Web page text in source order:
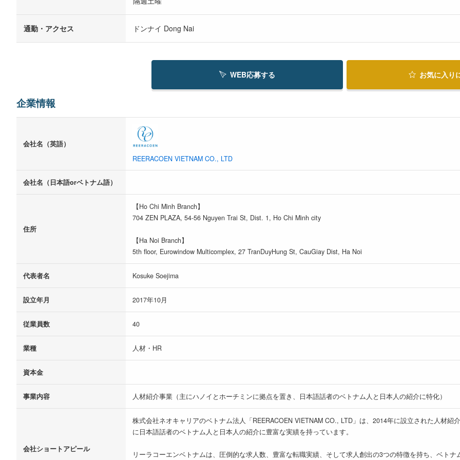
通勤・アクセス ドンナイ Dong Nai
WEB応募する お気に入り
企業情報
会社名（英語）
REERACOEN VIETNAM CO., LTD
会社名（日本語orベトナム語）
住所
【Ho Chi Minh Branch】
704 ZEN PLAZA, 54-56 Nguyen Trai St, Dist. 1, Ho Chi Minh city
【Ha Noi Branch】
5th floor, Eurowindow Multicomplex, 27 TranDuyHung St, CauGiay Dist, Ha Noi
代表者名 Kosuke Soejima
設立年月 2017年10月
従業員数 40
業種 人材・HR
資本金
事業内容 人材紹介事業（主にハノイとホーチミンに拠点を置き、日本語話者のベトナム人と日本人の紹介に特化）
会社ショートアピール
株式会社ネオキャリアのベトナム法人「REERACOEN VIETNAM CO., LTD」は、2014年に設立された人材
に日本語話者のベトナム人と日本人の紹介に豊富な実績を持っています。
リーラコーエンベトナムは、圧倒的な求人数、豊富な転職実績、そして求人創出の3つの特徴を持ち、ベト